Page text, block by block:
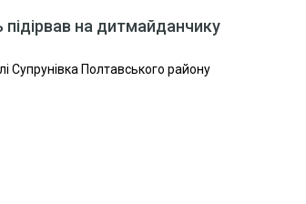
на дитмайданчику
Супрунівка Полтавського району